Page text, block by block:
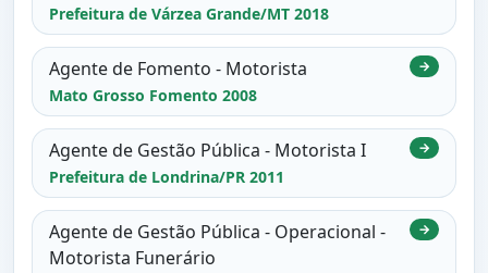
Prefeitura de Várzea Grande/MT 2018
Agente de Fomento - Motorista
Mato Grosso Fomento 2008
→
Agente de Gestão Pública - Motorista I
Prefeitura de Londrina/PR 2011
→
Agente de Gestão Pública - Operacional -
Motorista Funerário
→